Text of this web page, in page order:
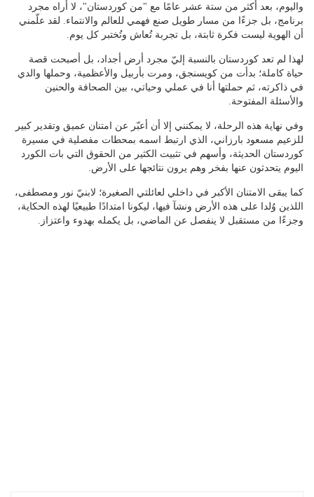
واليوم، بعد أكثر من ستة عشر عامًا مع "من كوردستان"، لا أراه مجرد
برنامج، بل جزءًا من مسار طويل صنع فهمي للعالم والانتماء. لقد علّمني
أن الهوية ليست فكرة ثابتة، بل تجربة تُعاش وتُختبر كل يوم.
لهذا لم تعد كوردستان بالنسبة إليّ مجرد أرض أجداد، بل أصبحت قصة
حياة كاملة؛ بدأت من كويسنجق، ومرت بأربيل والأعظمية، وحملها والدي
في ذاكرته، ثم حملتها أنا في عملي وحياتي، بين الصحافة والحنين
والأسئلة المفتوحة.
وفي نهاية هذه الرحلة، لا يمكنني إلا أن أعبّر عن امتنان عميق وتقدير كبير
للزعيم مسعود بارزاني، الذي ارتبط اسمه بمحطات مفصلية في مسيرة
كوردستان الحديثة، وأسهم في تثبيت الكثير من الحقوق التي بات الكورد
اليوم يتحدثون عنها بفخر وهم يرون نتائجها على الأرض.
كما يبقى الامتنان الأكبر في داخلي لعائلتي الصغيرة؛ لابنيّ نور ومصطفى،
اللذين وُلدا على هذه الأرض ونشآ فيها، ليكونا امتدادًا طبيعيًا لهذه الحكاية،
وجزءًا من مستقبل لا ينفصل عن الماضي، بل يكمله بهدوء واعتزاز.